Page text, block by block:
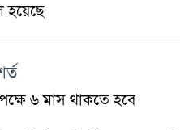
হয়েছে
৬ মাস থাকতে হবে